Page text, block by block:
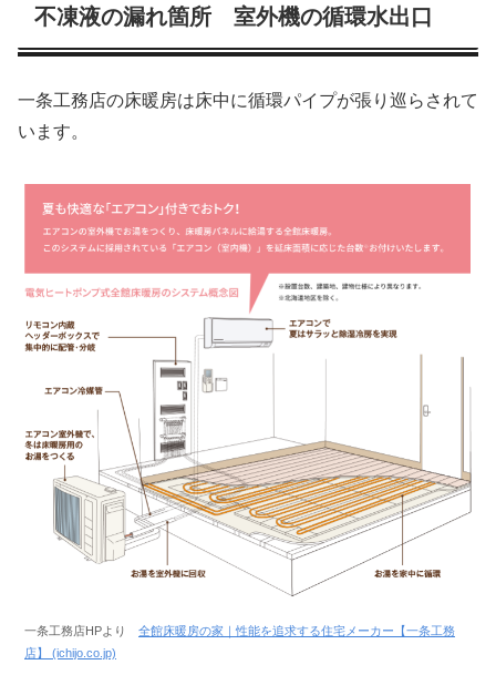
不凍液の漏れ箇所 室外機の循環水出口
一条工務店の床暖房は床中に循環パイプが張り巡らされて
います。
一条工務店HPより 全館床暖房の家｜性能を追求する住宅メーカー【一条工務
店】 (ichijo.co.jp)